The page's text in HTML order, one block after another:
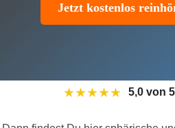
Jetzt kostenlos
★★★★★ 5,0 von